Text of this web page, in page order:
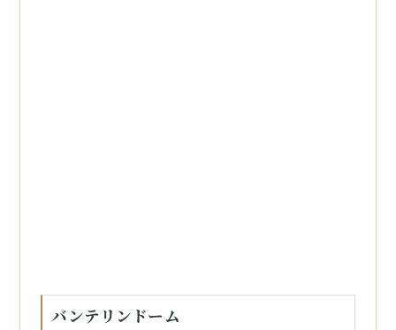
バンテリンドーム